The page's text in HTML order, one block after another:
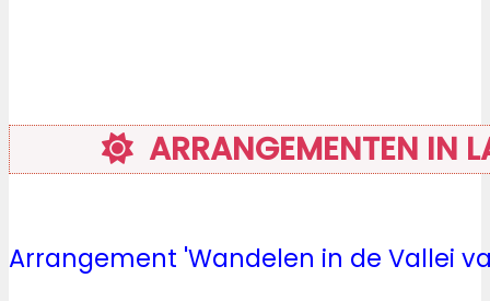
ARRANGEMENTEN IN
Arrangement 'Wandelen in de Vallei